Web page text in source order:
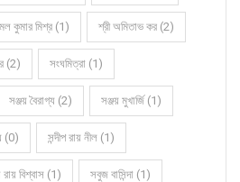
কুমার মিশ্র (1) শ্রী অমিতাভ কর (2)
(2) সংঘমিত্রা (1)
সঞ্জয় বৈরাগ্য (2) সঞ্জয় মুখার্জি (1)
(0) সন্দীপ রায় নীল (1)
রায় বিশ্বাস (1) সবুজ বাসিন্দা (1)